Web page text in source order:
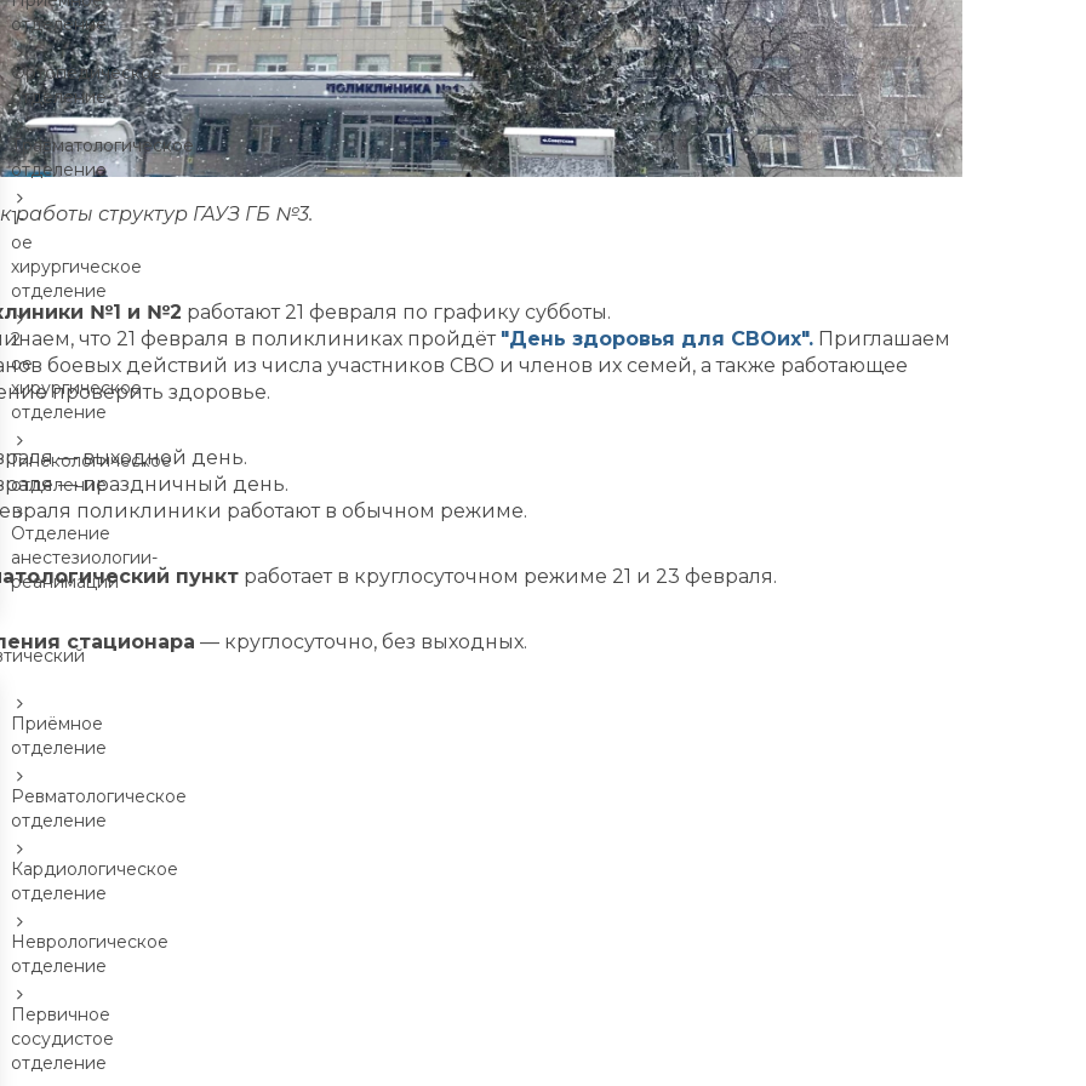
работы структур ГАУЗ ГБ №3.
№1 и №2 работают 21 февраля по графику субботы.
что 21 февраля в поликлиниках пройдёт "День здоровья для СВОих".Приглашаем
боевых действий из числа участников СВО и членов их семей, а также работающее
проверить здоровье.
— выходной день.
— праздничный день.
поликлиники работают в обычном режиме.
пунктработает в круглосуточном режиме 21 и 23 февраля.
стационара — круглосуточно, без выходных.
отделение
Ортопедическое
отделение
Травматологическое
отделение
1-
ое
хирургическое
отделение
2-
ое
хирургическое
отделение
Гинекологическое
отделение
Отделение
анестезиологии-
реанимации
Приёмное
отделение
Ревматологическое
отделение
Кардиологическое
отделение
Неврологическое
отделение
Первичное
сосудистое
отделение